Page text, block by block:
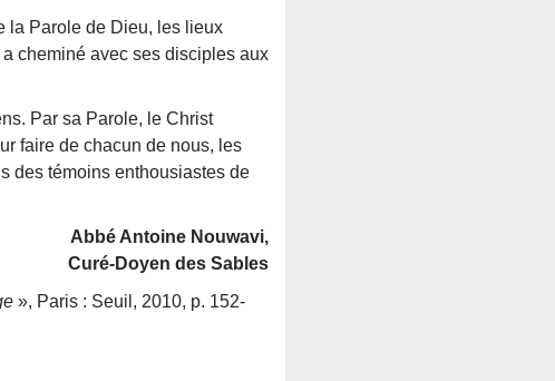
Parole de Dieu, les lieux
cheminé avec ses disciples aux
Par sa Parole, le Christ
faire de chacun de nous, les
des témoins enthousiastes de
Abbé Antoine Nouwavi,
Curé-Doyen des Sables
», Paris : Seuil, 2010, p. 152-